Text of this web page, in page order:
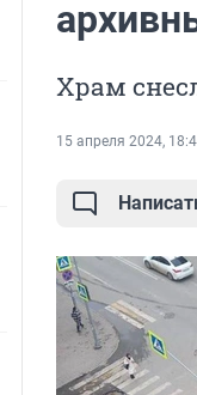
Храм
15 апреля 2024,